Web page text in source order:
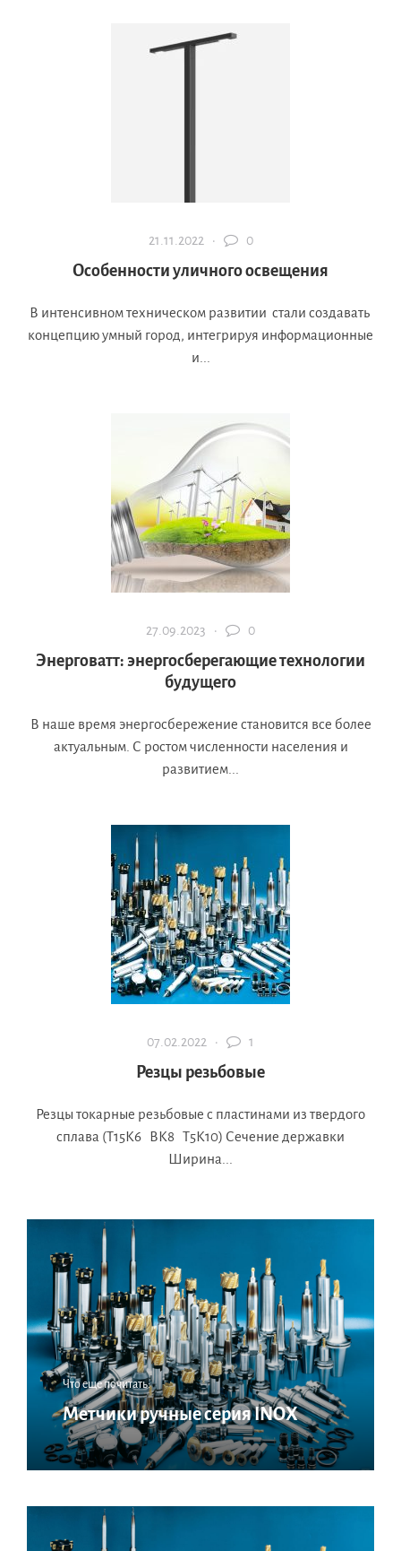
21.11.2022 · 0
Особенности уличного освещения
В интенсивном техническом развитии стали создавать
концепцию умный город, интегрируя информационные
и...
27.09.2023 · 0
Энерговатт: энергосберегающие технологии
будущего
В наше время энергосбережение становится все более
актуальным. С ростом численности населения и
развитием...
07.02.2022 · 1
Резцы резьбовые
Резцы токарные резьбовые с пластинами из твердого
сплава (Т15К6 ВК8 Т5К10) Сечение державки
Ширина...
Что еще почитать:
Метчики ручные серия INOX